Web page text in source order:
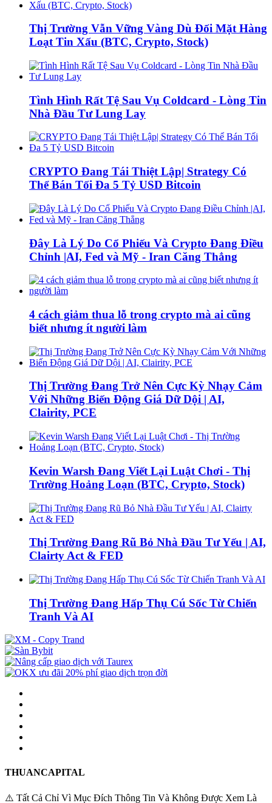
Thị Trường Vẫn Vững Vàng Dù Đối Mặt Hàng
Loạt Tin Xấu (BTC, Crypto, Stock)
Tình Hình Rất Tệ Sau Vụ Coldcard - Lòng Tin
Nhà Đầu Tư Lung Lay
CRYPTO Đang Tái Thiệt Lập| Strategy Có
Thể Bán Tối Đa 5 Tỷ USD Bitcoin
Đây Là Lý Do Cổ Phiếu Và Crypto Đang Điều
Chỉnh |AI, Fed và Mỹ - Iran Căng Thẳng
4 cách giảm thua lỗ trong crypto mà ai cũng
biết nhưng ít người làm
Thị Trường Đang Trở Nên Cực Kỳ Nhạy Cảm
Với Những Biến Động Giá Dữ Dội | AI,
Clairity, PCE
Kevin Warsh Đang Viết Lại Luật Chơi - Thị
Trường Hoảng Loạn (BTC, Crypto, Stock)
Thị Trường Đang Rũ Bỏ Nhà Đầu Tư Yếu | AI,
Clairty Act & FED
Thị Trường Đang Hấp Thụ Cú Sốc Từ Chiến
Tranh Và AI
THUANCAPITAL
⚠️ Tất Cả Chỉ Vì Mục Đích Thông Tin Và Không Được Xem Là